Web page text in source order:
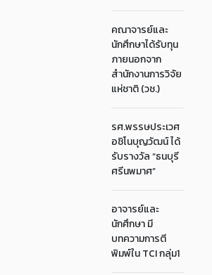
คณาจารย์และ
นักศึกษาได้รับทุน
ภายนอกจาก
สำนักงานการวิจัย
แห่ชาติ (วช.)
รศ.พรรษประเวศ
อชิโนบุญวัฒน์ ได้
รับรางวัล “ธนบุรี
ศรีนพมาศ”
อาจารย์และ
นักศึกษา มี
บทความการตี
พิมพ์ใน TCI กลุ่ม1